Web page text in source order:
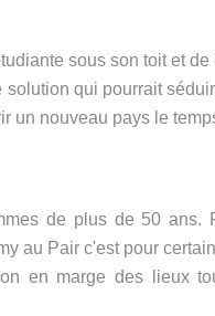
sous son toit et
qui pourrait
un nouveau pays le
de plus de 50 ans.
au Pair c'est pour
en marge des lieux